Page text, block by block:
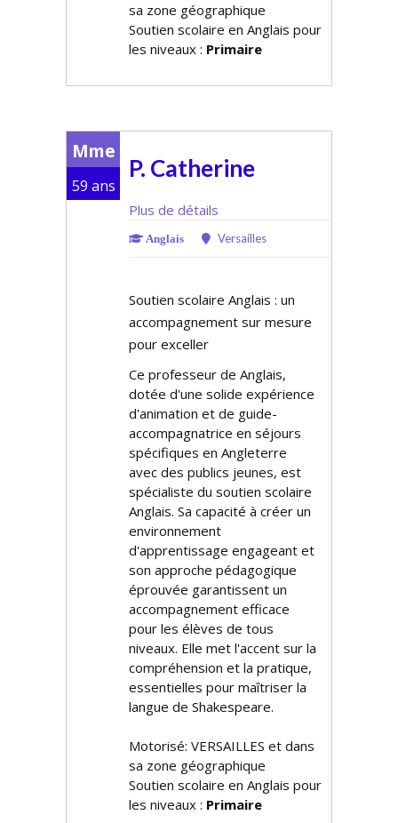
sa zone géographique
Soutien scolaire en Anglais pour
les niveaux : Primaire
Mme
59 ans
P. Catherine
Plus de détails
Anglais Versailles
Soutien scolaire Anglais : un
accompagnement sur mesure
pour exceller
Ce professeur de Anglais,
dotée d'une solide expérience
d'animation et de guide-
accompagnatrice en séjours
spécifiques en Angleterre
avec des publics jeunes, est
spécialiste du soutien scolaire
Anglais. Sa capacité à créer un
environnement
d'apprentissage engageant et
son approche pédagogique
éprouvée garantissent un
accompagnement efficace
pour les élèves de tous
niveaux. Elle met l'accent sur la
compréhension et la pratique,
essentielles pour maîtriser la
langue de Shakespeare.
Motorisé: VERSAILLES et dans
sa zone géographique
Soutien scolaire en Anglais pour
les niveaux : Primaire